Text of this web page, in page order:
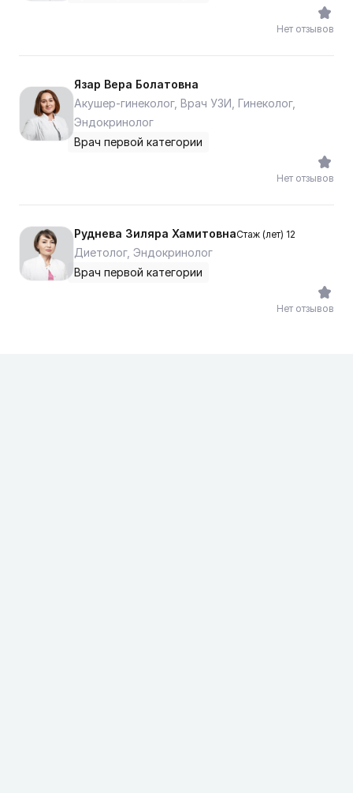
Нет отзывов
Язар Вера Болатовна
Акушер-гинеколог, Врач УЗИ, Гинеколог,
Эндокринолог
Врач первой категории
Нет отзывов
Руднева Зиляра ХамитовнаСтаж (лет) 12
Диетолог, Эндокринолог
Врач первой категории
Нет отзывов